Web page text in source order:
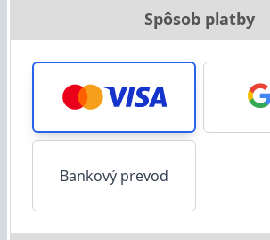
Spôsob platby
Bankový prevod